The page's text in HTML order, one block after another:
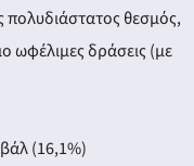
πολυδιάστατος θεσμός,
ωφέλιμες δράσεις (με
(16,1%)